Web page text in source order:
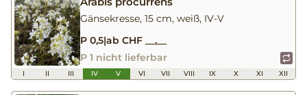
Gänsekresse, 15 cm, weiß, IV-V
P 0,5|ab CHF __,__
P 1 nicht lieferbar
I II III IV V VI VII VIII IX X XI XII